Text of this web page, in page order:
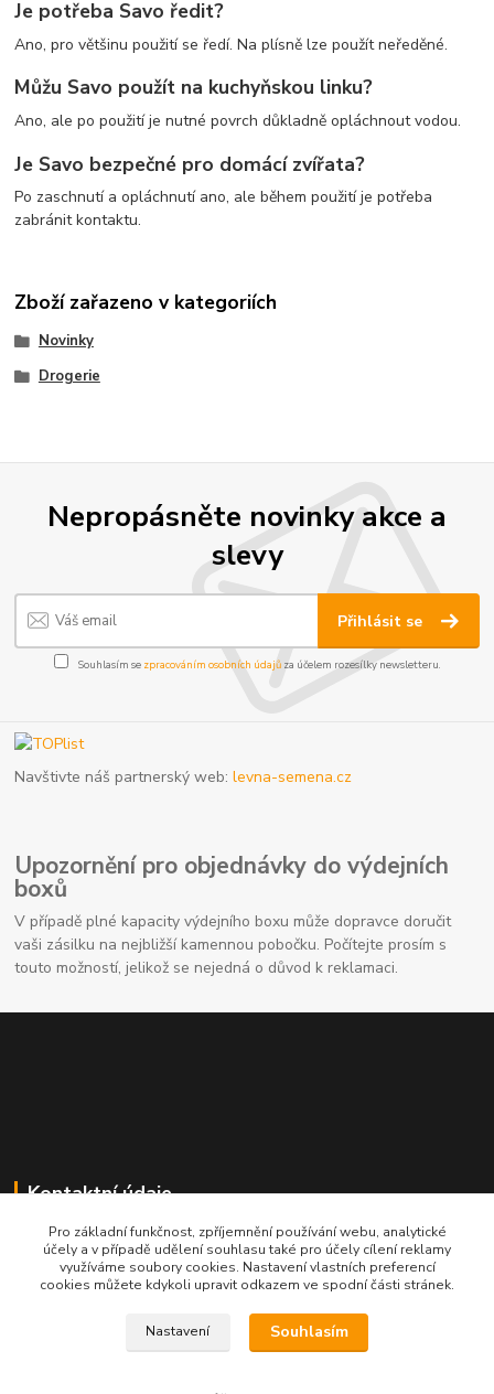
Je potřeba Savo ředit?
Ano, pro většinu použití se ředí. Na plísně lze použít neředěné.
Můžu Savo použít na kuchyňskou linku?
Ano, ale po použití je nutné povrch důkladně opláchnout vodou.
Je Savo bezpečné pro domácí zvířata?
Po zaschnutí a opláchnutí ano, ale během použití je potřeba
zabránit kontaktu.
Zboží zařazeno v kategoriích
Novinky
Drogerie
Nepropásněte novinky akce a
slevy
Přihlásit se
Souhlasím se zpracováním osobních údajůza účelem rozesílky newsletteru.
Navštivte náš partnerský web:levna-semena.cz
Upozornění pro objednávky do výdejních
boxů
V případě plné kapacity výdejního boxu může dopravce doručit
vaši zásilku na nejbližší kamennou pobočku. Počítejte prosím s
touto možností, jelikož se nejedná o důvod k reklamaci.
Kontaktní údaje
704691325
info@rostliny-prozdravi.cz
Pro základní funkčnost, zpříjemnění používání webu, analytické
účely a v případě udělení souhlasu také pro účely cílení reklamy
využíváme soubory cookies. Nastavení vlastních preferencí
cookies můžete kdykoli upravit odkazem ve spodní části stránek.
Nastavení Souhlasím